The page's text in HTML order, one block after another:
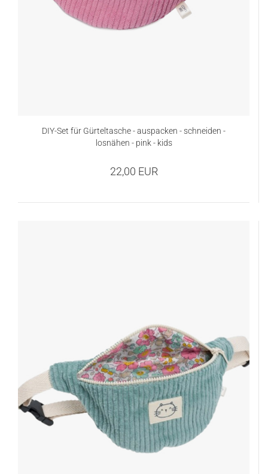
DIY-Set für Gürteltasche - auspacken - schneiden -
losnähen - pink - kids
22,00 EUR